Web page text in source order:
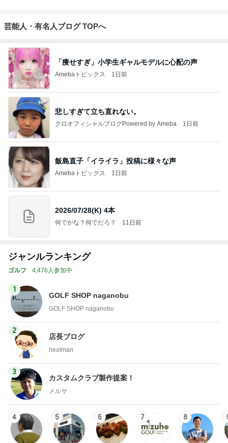
芸能人・有名人ブログ TOPへ
「痩せすぎ」小学生ギャルモデルに心配の声
Amebaトピックス 1日前
悲しすぎて立ち直れない。
クロオフィシャルブログPowered by Ameba 1日前
飯島直子「イライラ」投稿に様々な声
Amebaトピックス 1日前
2026/07/28(K) 4本
何でかな？何でだろ？ 11日前
ジャンルランキング
ゴルフ 4,476人参加中
1
GOLF SHOP naganobu
GOLF SHOP naganobu
2
店長ブログ
heatman
3
カスタムクラブ製作提案！
メルサ
4 5 6 7 8